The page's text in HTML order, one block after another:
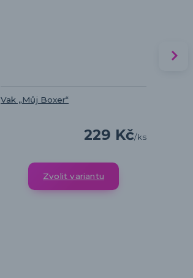
Vak „Můj Boxer“
229 Kč/ks
Zvolit variantu